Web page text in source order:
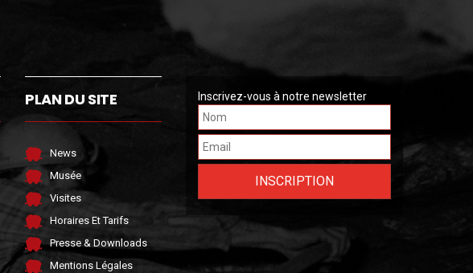
PLAN DU SITE
News
Musée
Visites
Horaires Et Tarifs
Presse & Downloads
Mentions Légales
Inscrivez-vous à notre newsletter